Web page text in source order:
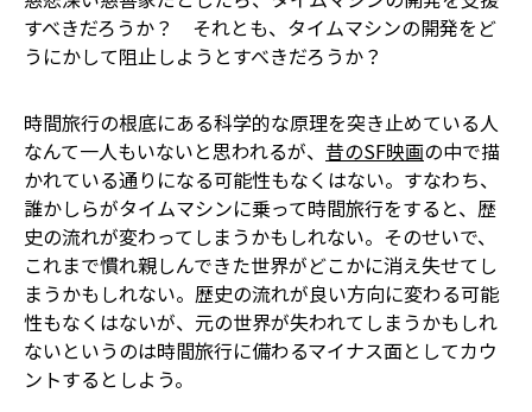
すべきだろうか？ それとも、タイムマシンの開発をど
うにかして阻止しようとすべきだろうか？
時間旅行の根底にある科学的な原理を突き止めている人
なんて一人もいないと思われるが、 昔のSF映画の中で描
かれている通りになる可能性もなくはない。すなわち、
誰かしらがタイムマシンに乗って時間旅行をすると、歴
史の流れが変わってしまうかもしれない。そのせいで、
これまで慣れ親しんできた世界がどこかに消え失せてし
まうかもしれない。歴史の流れが良い方向に変わる可能
性もなくはないが、元の世界が失われてしまうかもしれ
ないというのは時間旅行に備わるマイナス面としてカウ
ントするとしよう。